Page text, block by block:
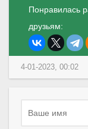
Понравилась
друзьям:
4-01-2023, 00:02